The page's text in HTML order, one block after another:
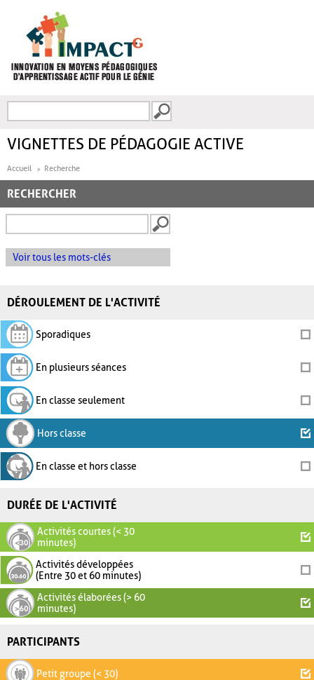
FORMULAIRE DE
VIGNETTES DE PÉDAGOGIE ACTIVE
Accueil Recherche
RECHERCHER
Voir tous les mots-clés
DÉROULEMENT DE L'ACTIVITÉ
Sporadiques
En plusieurs séances
En classe seulement
Hors classe
En classe et hors classe
DURÉE DE L'ACTIVITÉ
Activités courtes (< 30
minutes)
Activités développées
(Entre 30 et 60 minutes)
Activités élaborées (> 60
minutes)
PARTICIPANTS
Petit groupe (< 30)